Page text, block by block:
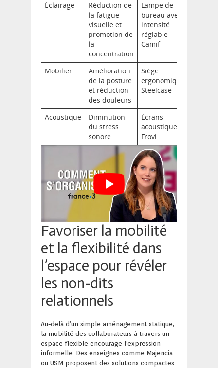
Éclairage
Réduction de
la fatigue
visuelle et
promotion de
la
concentration
Lampe de
bureau avec
intensité
réglable
Camif
Mobilier
Amélioration
de la posture
et réduction
des douleurs
Siège
ergonomique
Steelcase
Acoustique
Diminution
du stress
sonore
Écrans
acoustiques
Frovi
Favoriser la mobilité
et la flexibilité dans
l’espace pour révéler
les non-dits
relationnels
Au-delà d’un simple aménagement statique,
la mobilité des collaborateurs à travers un
espace flexible encourage l’expression
informelle. Des enseignes comme Majencia
ou USM proposent des solutions compactes